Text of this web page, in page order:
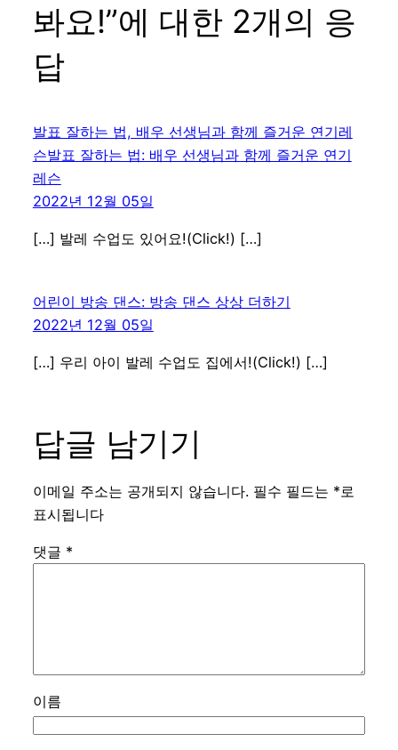
봐요!”에 대한 2개의 응
답
발표 잘하는 법, 배우 선생님과 함께 즐거운 연기레
슨발표 잘하는 법: 배우 선생님과 함께 즐거운 연기
레슨
2022년 12월 05일
[…] 발레 수업도 있어요!(Click!) […]
어린이 방송 댄스: 방송 댄스 상상 더하기
2022년 12월 05일
[…] 우리 아이 발레 수업도 집에서!(Click!) […]
답글 남기기
이메일 주소는 공개되지 않습니다. 필수 필드는 *로
표시됩니다
댓글 *
이름